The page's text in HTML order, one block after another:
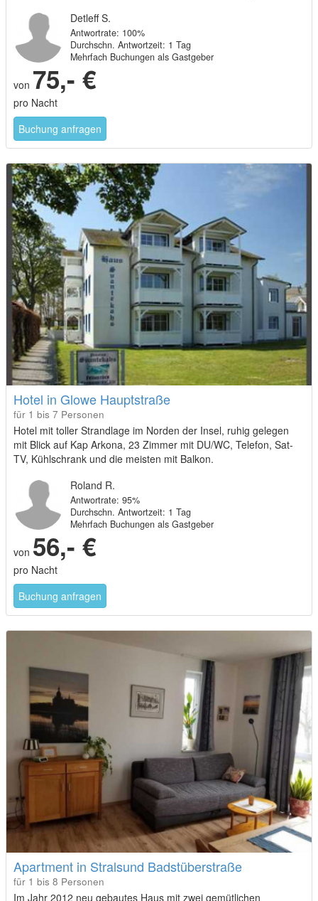
ca. 15 Min.
Detleff S.
Antwortrate: 100%
Durchschn. Antwortzeit: 1 Tag
Mehrfach Buchungen als Gastgeber
von 75,- €
pro Nacht
Buchung anfragen
Hotel in Glowe Hauptstraße
für 1 bis 7 Personen
Hotel mit toller Strandlage im Norden der Insel, ruhig gelegen
mit Blick auf Kap Arkona, 23 Zimmer mit DU/WC, Telefon, Sat-
TV, Kühlschrank und die meisten mit Balkon.
Roland R.
Antwortrate: 95%
Durchschn. Antwortzeit: 1 Tag
Mehrfach Buchungen als Gastgeber
von 56,- €
pro Nacht
Buchung anfragen
Apartment in Stralsund Badstüberstraße
für 1 bis 8 Personen
Im Jahr 2012 neu gebautes Haus mit zwei gemütlichen